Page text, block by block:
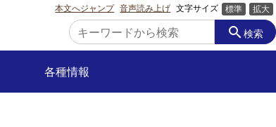
本文へジャンプ 音声読み上げ 文字サイズ 標準 拡大
search検索
各種情報